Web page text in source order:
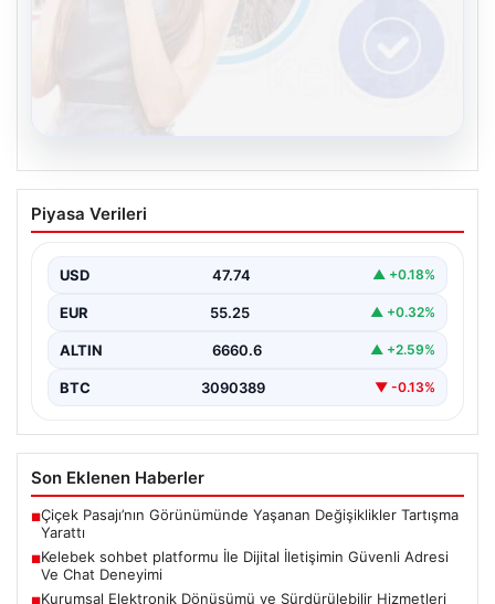
Kelebek sohbet platformu İle Dijital
İletişimin Güvenli Adresi Ve Chat
İnternet çağında bireylerin seviyeli bir biçimde iletişim
birçok…
Piyasa Verileri
USD 47.74 ▲ +0.18%
EUR 55.25 ▲ +0.32%
ALTIN 6660.6 ▲ +2.59%
BTC 3090389 ▼ -0.13%
Son Eklenen Haberler
■Çiçek Pasajı’nın Görünümünde Yaşanan Değişiklikler Tartışma
Yarattı
■Kelebek sohbet platformu İle Dijital İletişimin Güvenli Adresi
Ve Chat Deneyimi
■Kurumsal Elektronik Dönüşümü ve Sürdürülebilir Hizmetleri